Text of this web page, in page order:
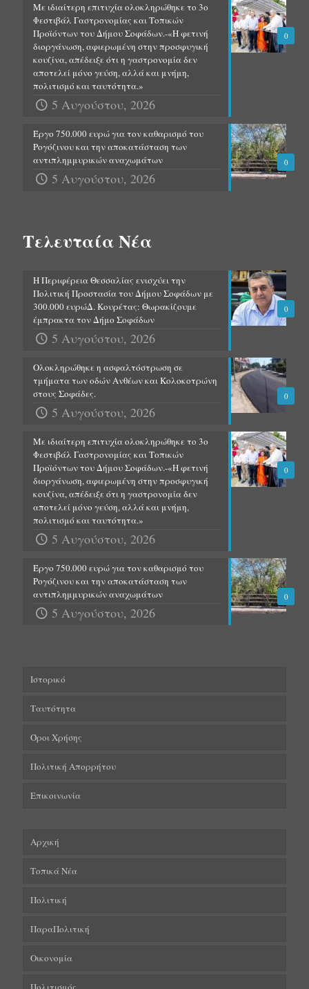
0
Με ιδιαίτερη επιτυχία ολοκληρώθηκε το 3ο
Φεστιβάλ Γαστρονομίας και Τοπικών
Προϊόντων του Δήμου Σοφάδων.-«Η φετινή
διοργάνωση, αφιερωμένη στην προσφυγική
κουζίνα, απέδειξε ότι η γαστρονομία δεν
αποτελεί μόνο γεύση, αλλά και μνήμη,
πολιτισμό και ταυτότητα.»
5 Αυγούστου, 2026
0
Έργο 750.000 ευρώ για τον καθαρισμό του
Ρογόζινου και την αποκατάσταση των
αντιπλημμυρικών αναχωμάτων
5 Αυγούστου, 2026
Τελευταία Νέα
0
Η Περιφέρεια Θεσσαλίας ενισχύει την
Πολιτική Προστασία του Δήμου Σοφάδων με
300.000 ευρώΔ. Κουρέτας: Θωρακίζουμε
έμπρακτα τον Δήμο Σοφάδων
5 Αυγούστου, 2026
0
Ολοκληρώθηκε η ασφαλτόστρωση σε
τμήματα των οδών Ανθέων και Κολοκοτρώνη
στους Σοφάδες.
5 Αυγούστου, 2026
0
Με ιδιαίτερη επιτυχία ολοκληρώθηκε το 3ο
Φεστιβάλ Γαστρονομίας και Τοπικών
Προϊόντων του Δήμου Σοφάδων.-«Η φετινή
διοργάνωση, αφιερωμένη στην προσφυγική
κουζίνα, απέδειξε ότι η γαστρονομία δεν
αποτελεί μόνο γεύση, αλλά και μνήμη,
πολιτισμό και ταυτότητα.»
5 Αυγούστου, 2026
0
Έργο 750.000 ευρώ για τον καθαρισμό του
Ρογόζινου και την αποκατάσταση των
αντιπλημμυρικών αναχωμάτων
5 Αυγούστου, 2026
Ιστορικό
Ταυτότητα
Όροι Χρήσης
Πολιτική Απορρήτου
Επικοινωνία
Αρχική
Τοπικά Νέα
Πολιτική
ΠαραΠολιτική
Οικονομία